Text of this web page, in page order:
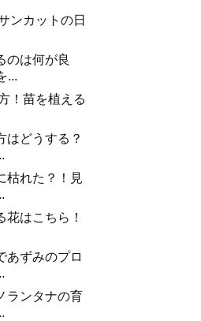
ンカットの日
のは何が良
...
！苗を植える
はどうする？
枯れた？！見
花はこちら！
あずみのプロ
ランタナの育